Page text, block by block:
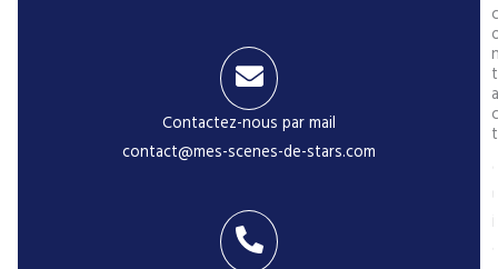
Contactez-nous par mail
contact@mes-scenes-de-stars.com
c
t
a
c
t
i